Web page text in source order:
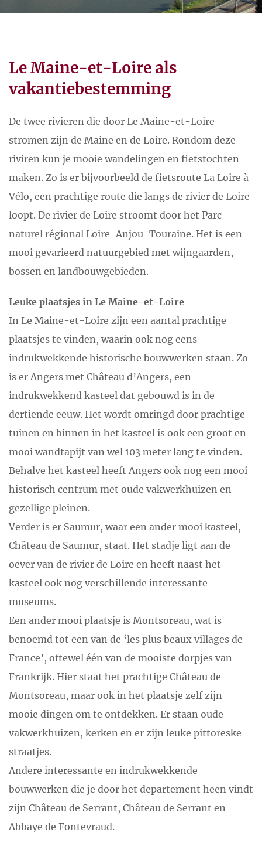
Le Maine-et-Loire als
vakantiebestemming
De twee rivieren die door Le Maine-et-Loire
stromen zijn de Maine en de Loire. Rondom deze
riviren kun je mooie wandelingen en fietstochten
maken. Zo is er bijvoorbeeld de fietsroute La Loire à
Vélo, een prachtige route die langs de rivier de Loire
loopt. De rivier de Loire stroomt door het Parc
naturel régional Loire-Anjou-Touraine. Het is een
mooi gevarieerd natuurgebied met wijngaarden,
bossen en landbouwgebieden.
Leuke plaatsjes in Le Maine-et-Loire
In Le Maine-et-Loire zijn een aantal prachtige
plaatsjes te vinden, waarin ook nog eens
indrukwekkende historische bouwwerken staan. Zo
is er Angers met Château d’Angers, een
indrukwekkend kasteel dat gebouwd is in de
dertiende eeuw. Het wordt omringd door prachtige
tuinen en binnen in het kasteel is ook een groot en
mooi wandtapijt van wel 103 meter lang te vinden.
Behalve het kasteel heeft Angers ook nog een mooi
historisch centrum met oude vakwerkhuizen en
gezellige pleinen.
Verder is er Saumur, waar een ander mooi kasteel,
Château de Saumur, staat. Het stadje ligt aan de
oever van de rivier de Loire en heeft naast het
kasteel ook nog verschillende interessante
museums.
Een ander mooi plaatsje is Montsoreau, wat is
benoemd tot een van de ‘les plus beaux villages de
France’, oftewel één van de mooiste dorpjes van
Frankrijk. Hier staat het prachtige Château de
Montsoreau, maar ook in het plaatsje zelf zijn
mooie dingen om te ontdekken. Er staan oude
vakwerkhuizen, kerken en er zijn leuke pittoreske
straatjes.
Andere interessante en indrukwekkende
bouwwerken die je door het departement heen vindt
zijn Château de Serrant, Château de Serrant en
Abbaye de Fontevraud.